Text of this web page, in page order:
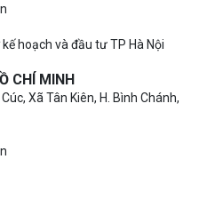
hoạch và đầu tư TP Hà Nội
CHÍ MINH
Xã Tân Kiên, H. Bình Chánh,